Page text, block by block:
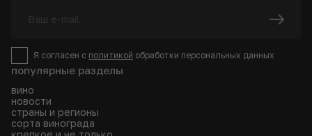
популярные разделы
вино
новости
страны и регионы
сорта винограда
Я согласен с политикой обработки персональных данных